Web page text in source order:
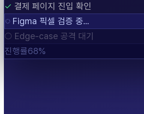
✓ 결제 페이지 진입 확인
◌ Figma 픽셀 검증 중...
○ Edge-case 공격 대기
진행률68%